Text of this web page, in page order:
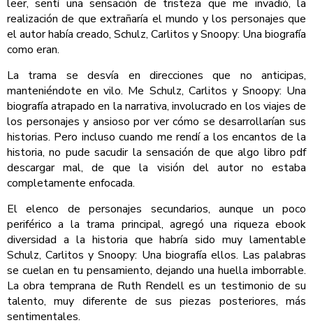
leer, sentí una sensación de tristeza que me invadió, la
realización de que extrañaría el mundo y los personajes que
el autor había creado, Schulz, Carlitos y Snoopy: Una biografía
como eran.
La trama se desvía en direcciones que no anticipas,
manteniéndote en vilo. Me Schulz, Carlitos y Snoopy: Una
biografía atrapado en la narrativa, involucrado en los viajes de
los personajes y ansioso por ver cómo se desarrollarían sus
historias. Pero incluso cuando me rendí a los encantos de la
historia, no pude sacudir la sensación de que algo libro pdf
descargar mal, de que la visión del autor no estaba
completamente enfocada.
El elenco de personajes secundarios, aunque un poco
periférico a la trama principal, agregó una riqueza ebook
diversidad a la historia que habría sido muy lamentable
Schulz, Carlitos y Snoopy: Una biografía ellos. Las palabras
se cuelan en tu pensamiento, dejando una huella imborrable.
La obra temprana de Ruth Rendell es un testimonio de su
talento, muy diferente de sus piezas posteriores, más
sentimentales.